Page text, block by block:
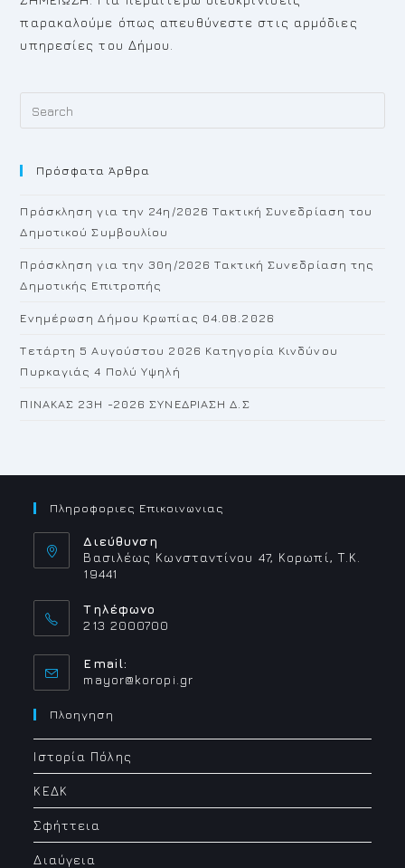
παρακαλούμε όπως απευθύνεστε στις αρμόδιες
υπηρεσίες του Δήμου.
Πρόσφατα Άρθρα
Πρόσκληση για την 24η/2026 Τακτική Συνεδρίαση του
Δημοτικού Συμβουλίου
Πρόσκληση για την 30η/2026 Τακτική Συνεδρίαση της
Δημοτικής Επιτροπής
Ενημέρωση Δήμου Κρωπίας 04.08.2026
Τετάρτη 5 Αυγούστου 2026 Κατηγορία Κινδύνου
Πυρκαγιάς 4 Πολύ Υψηλή
ΠΙΝΑΚΑΣ 23H -2026 ΣΥΝΕΔΡΙΑΣΗ Δ.Σ
Πληροφοριες Επικοινωνιας
Διεύθυνση
Βασιλέως Κωνσταντίνου 47, Κορωπί, Τ.Κ.
19441
Τηλέφωνο
213 2000700
Email:
mayor@koropi.grOpens
Πλοηγηση
Ιστορία Πόλης
ΚΕΔΚ
Σφήττεια
Διαύγεια